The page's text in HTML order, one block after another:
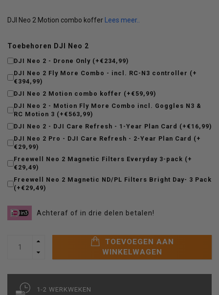
DJI Neo 2 Motion combo koffer Lees meer..
Toebehoren DJI Neo 2
DJI Neo 2 - Drone Only (+€234,99)
DJI Neo 2 Fly More Combo - incl. RC-N3 controller (+
€394,99)
DJI Neo 2 Motion combo koffer (+€59,99)
DJI Neo 2 - Motion Fly More Combo incl. Goggles N3 &
RC Motion 3 (+€563,99)
DJI Neo 2 - DJI Care Refresh - 1-Year Plan Card (+€16,99)
DJI Neo 2 Pro - DJI Care Refresh - 2-Year Plan Card (+
€29,99)
Freewell Neo 2 Magnetic Filters Everyday 3-pack (+
€29,49)
Freewell Neo 2 Magnetic ND/PL Filters Bright Day- 3 Pack
(+€29,49)
Achteraf of in drie delen betalen!
TOEVOEGEN AAN
WINKELWAGEN
1-2 WERKWEKEN